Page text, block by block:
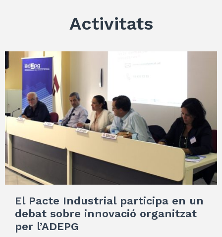
Activitats
El Pacte Industrial participa en un
debat sobre innovació organitzat
per l’ADEPG